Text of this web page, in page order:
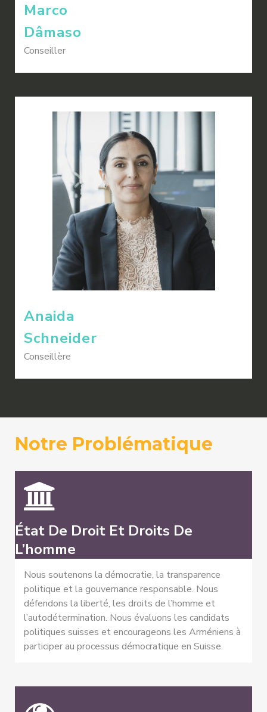
Marco
Dâmaso
Conseiller
Anaida
Schneider
Conseillère
Notre Problématique
État De Droit Et Droits De
L’homme
Nous soutenons la démocratie, la transparence
politique et la gouvernance responsable. Nous
défendons la liberté, les droits de l’homme et
l’autodétermination. Nous évaluons les candidats
politiques suisses et encourageons les Arméniens à
participer au processus démocratique en Suisse.